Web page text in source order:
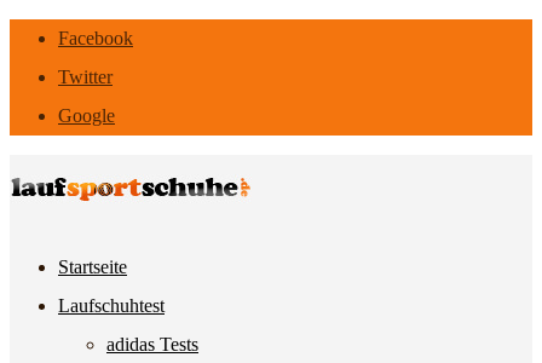
Facebook
Twitter
Google
Startseite
Laufschuhtest
adidas Tests